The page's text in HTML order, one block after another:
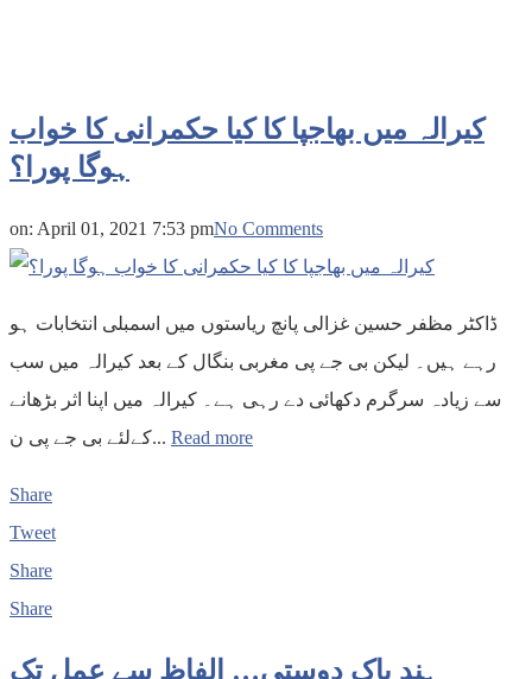
کیرالہ میں بھاجپا کا کیا حکمرانی کا خواب
ہوگا پورا؟
on: April 01, 2021 7:53 pmNo Comments
ڈاکٹر مظفر حسین غزالی پانچ ریاستوں میں اسمبلی انتخابات ہو
رہے ہیں۔ لیکن بی جے پی مغربی بنگال کے بعد کیرالہ میں سب
سے زیادہ سرگرم دکھائی دے رہی ہے۔ کیرالہ میں اپنا اثر بڑھانے
کےلئے بی جے پی ن... Read more
Share
Tweet
Share
Share
ہند پاک دوستی… الفاظ سے عمل تک